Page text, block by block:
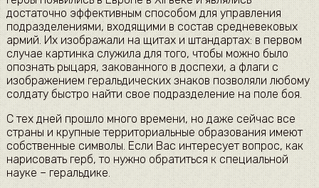
достаточно эффективным способом для управления
подразделениями, входящими в состав средневековых
армий. Их изображали на щитах и штандартах: в первом
случае картинка служила для того, чтобы можно было
опознать рыцаря, закованного в доспехи, а флаги с
изображением геральдических знаков позволяли любому
солдату быстро найти свое подразделение на поле боя.
С тех дней прошло много времени, но даже сейчас все
страны и крупные территориальные образования имеют
собственные символы. Если Вас интересует вопрос, как
нарисовать герб, то нужно обратиться к специальной
науке – геральдике.